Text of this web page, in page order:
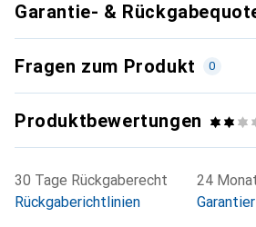
Garantie- &
Fragen zum Produkt 0
Produktbewertungen
30 Tage Rückgaberecht
Rückgaberichtlinien
24